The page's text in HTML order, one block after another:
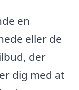
en
eller de
der
dig med at